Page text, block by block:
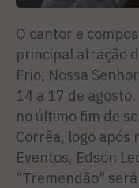
O cantor e
principal atração
Frio, Nossa
14 a 17 de
no último fim de
Corrêa, logo após
Eventos, Edson
"Tremendão"